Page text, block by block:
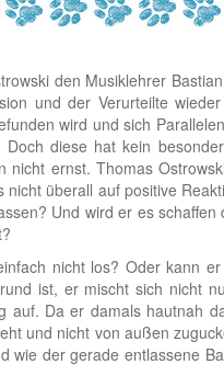
den Musiklehrer
und der Verurteilte
wird und sich
diese hat kein
nicht ernst. Thomas
überall auf positive
Und wird er es
nicht los? Oder kann
ist, er mischt sich nicht
auf. Da er damals hautnah
und nicht von außen
wie der gerade entlassene